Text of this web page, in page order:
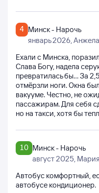
4 Минск - Нарочь
январь 2026, Анжела
Ехали с Минска,
Слава Богу, надела
превратилась бы... За
отмёрзли ноги. Окна
вакууме. Честно, не
пассажирам. Для себя
но на такси, хотя бы
10 Минск - Нарочь
август 2025, Мария
Автобус комфортный,
автобусе кондиционер.